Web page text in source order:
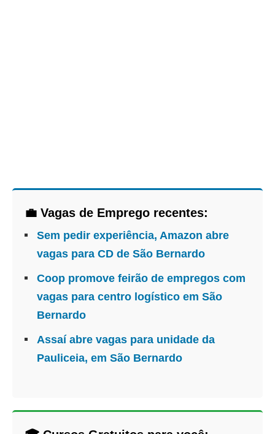
💼 Vagas de Emprego recentes:
Sem pedir experiência, Amazon abre
vagas para CD de São Bernardo
Coop promove feirão de empregos com
vagas para centro logístico em São
Bernardo
Assaí abre vagas para unidade da
Pauliceia, em São Bernardo